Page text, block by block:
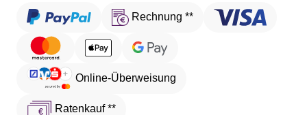
Rechnung **
Online-Überweisung
Ratenkauf **